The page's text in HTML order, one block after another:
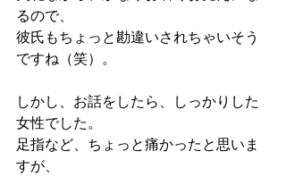
るので、
彼氏もちょっと勘違いされちゃいそう
ですね（笑）。
しかし、お話をしたら、しっかりした
女性でした。
足指など、ちょっと痛かったと思いま
すが、